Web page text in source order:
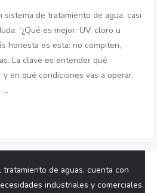
sistema de tratamiento de agua, casi
“¿Qué es mejor: UV, cloro u
honesta es esta: no compiten,
La clave es entender qué
en qué condiciones vas a operar.
…
de aguas, cuenta con
industriales y comerciales.